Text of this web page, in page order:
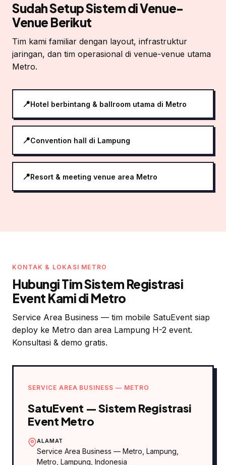
Sudah Setup Sistem di Venue-
Venue Berikut
Tim kami familiar dengan layout, infrastruktur
jaringan, dan tim operasional di venue-venue utama
Metro.
Hotel berbintang & ballroom utama di Metro
Convention hall di Lampung
Resort & meeting venue area Metro
KONTAK & LOKASI METRO
Hubungi Tim Sistem Registrasi
Event Kami di Metro
Service Area Business — tim mobile SatuEvent siap
deploy ke Metro dan area Lampung H-2 event.
Konsultasi & demo gratis.
SERVICE AREA BUSINESS — METRO
SatuEvent — Sistem Registrasi
Event Metro
ALAMAT
Service Area Business — Metro, Lampung
Metro Lampung , Indonesia